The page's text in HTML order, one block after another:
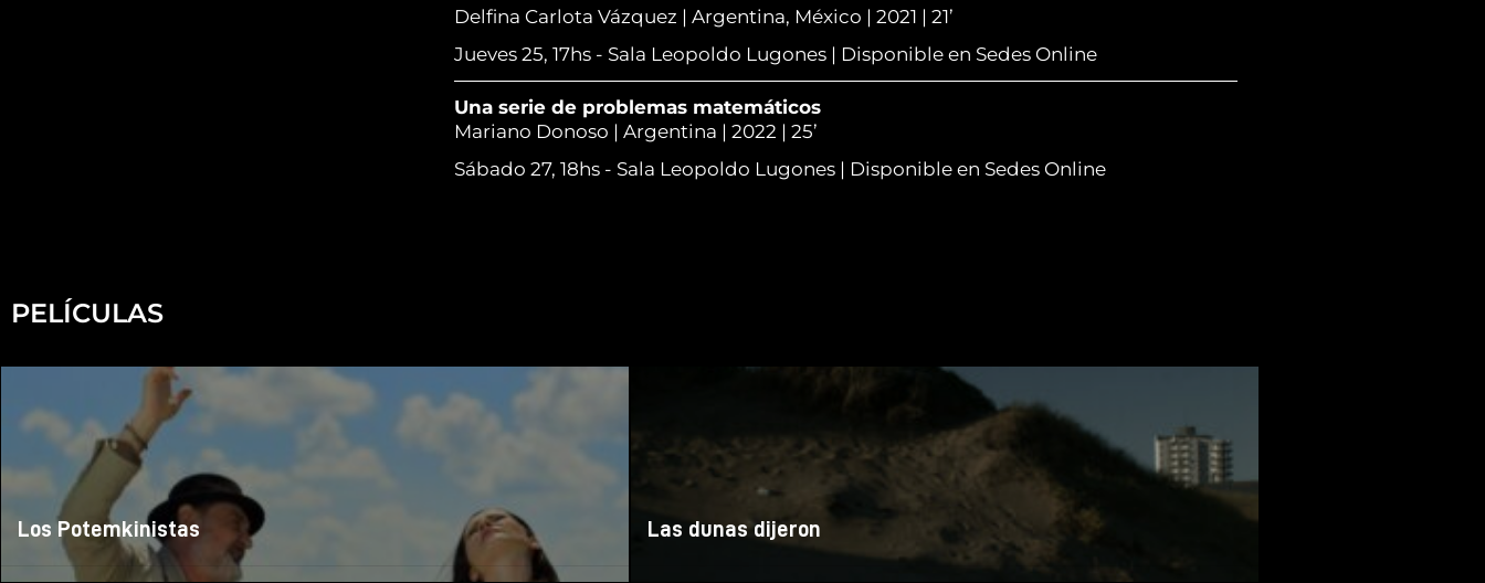
Delfina Carlota Vázquez | Argentina, México | 2021 | 21’
Jueves 25, 17hs - Sala Leopoldo Lugones | Disponible en Sedes Online
Una serie de problemas matemáticos
Mariano Donoso | Argentina | 2022 | 25’
Sábado 27, 18hs - Sala Leopoldo Lugones | Disponible en Sedes Online
PELÍCULAS
Los Potemkinistas Las dunas dijeron